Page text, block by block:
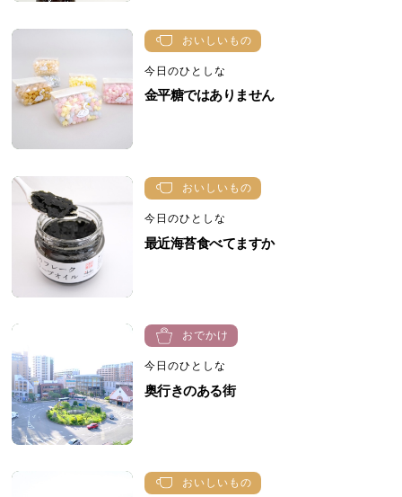
おいしいもの
今日のひとしな
金平糖ではありません
おいしいもの
今日のひとしな
最近海苔食べてますか
おでかけ
今日のひとしな
奥行きのある街
おいしいもの